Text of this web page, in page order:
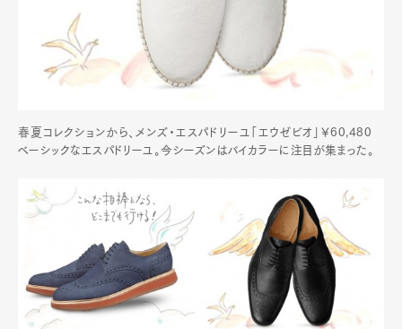
春夏コレクションから、メンズ・エスパドリーユ「エウゼビオ」￥60,480
ベーシックなエスパドリーユ。今シーズンはバイカラーに注目が集まった。